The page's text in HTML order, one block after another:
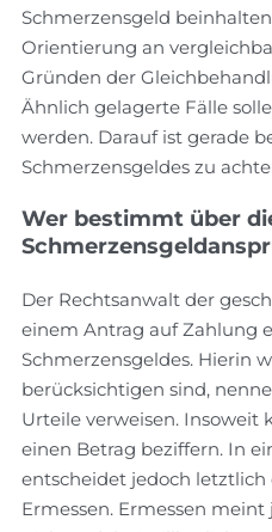
Schmerzensgeld
Orientierung an
Gründen der
Ähnlich gelagerte Fälle
werden. Darauf ist gerade
Schmerzensgeldes zu
Wer bestimmt über
Der Rechtsanwalt der
einem Antrag auf Zahlung
Schmerzensgeldes. Hierin
berücksichtigen sind,
Urteile verweisen. Insoweit
einen Betrag beziffern. In
entscheidet jedoch
Ermessen. Ermessen